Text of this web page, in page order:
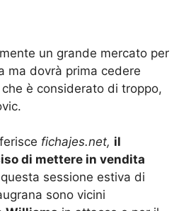
un grande mercato per
ma dovrà prima cedere
è considerato di troppo,
fichajes.net, il
di mettere in vendita
sessione estiva di
sono vicini